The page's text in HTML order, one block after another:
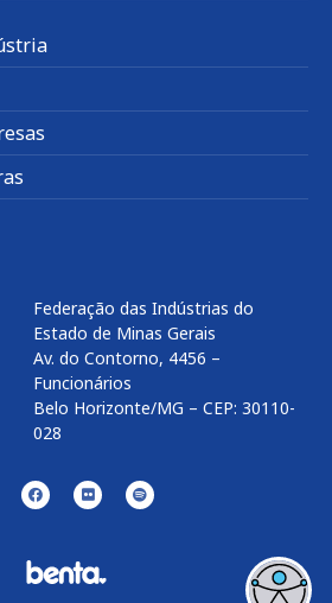
Federação das Indústrias do
Estado de Minas Gerais
Av. do Contorno, 4456 –
Funcionários
Belo Horizonte/MG – CEP: 30110-
028